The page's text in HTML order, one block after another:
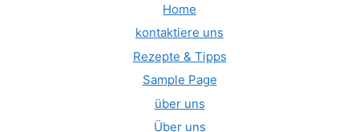
Home
kontaktiere uns
Rezepte & Tipps
Sample Page
über uns
Über uns